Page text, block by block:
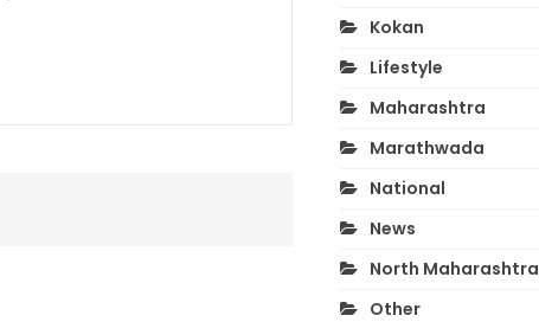
Kokan
Lifestyle
Maharashtra
Marathwada
National
News
North Maharashtra
Other